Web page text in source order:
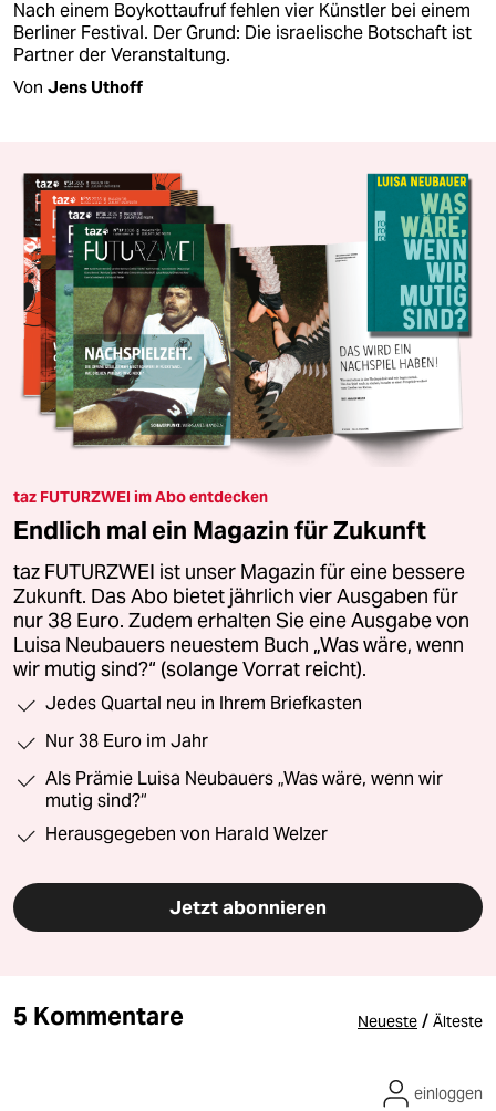
Nach einem Boykottaufruf fehlen vier Künstler bei einem
Berliner Festival. Der Grund: Die israelische Botschaft ist
Partner der Veranstaltung.
Von Jens Uthoff
taz FUTURZWEI im Abo entdecken
Endlich mal ein Magazin für Zukunft
taz FUTURZWEI ist unser Magazin für eine bessere
Zukunft. Das Abo bietet jährlich vier Ausgaben für
nur 38 Euro. Zudem erhalten Sie eine Ausgabe von
Luisa Neubauers neuestem Buch „Was wäre, wenn
wir mutig sind?“ (solange Vorrat reicht).
Jedes Quartal neu in Ihrem Briefkasten
Nur 38 Euro im Jahr
Als Prämie Luisa Neubauers „Was wäre, wenn wir
mutig sind?“
Herausgegeben von Harald Welzer
Jetzt abonnieren
5 Kommentare Neueste / Älteste
einloggen